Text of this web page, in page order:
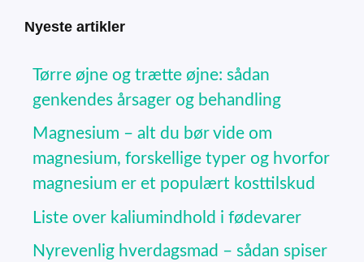
Nyeste artikler
Tørre øjne og trætte øjne: sådan
genkendes årsager og behandling
Magnesium – alt du bør vide om
magnesium, forskellige typer og hvorfor
magnesium er et populært kosttilskud
Liste over kaliumindhold i fødevarer
Nyrevenlig hverdagsmad – sådan spiser